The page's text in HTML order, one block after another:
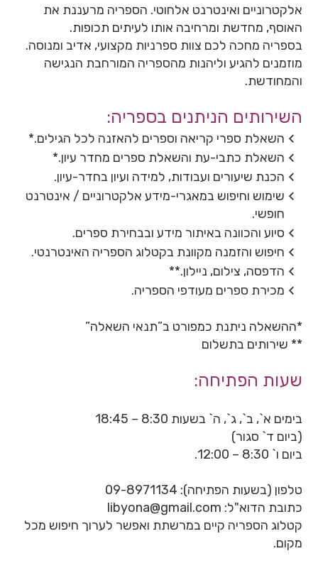
אלקטרוניים ואינטרנט אלחוטי. הספריה מרעננת את
האוסף, מחדשת ומרחיבה אותו לעיתים תכופות.
בספריה מחכה לכם צוות ספרניות מקצועי, אדיב ומנוסה.
מוזמנים להגיע וליהנות מהספריה המורחבת הנגישה
והמחודשת.
השירותים הניתנים בספריה:
השאלת ספרי קריאה וספרים להאזנה לכל הגילים.*
השאלת כתבי-עת והשאלת ספרים מחדר עיון.*
הכנת שיעורים ועבודות, למידה ועיון בחדר-עיון.
שימוש וחיפוש במאגרי-מידע אלקטרוניים / אינטרנט
חופשי.
סיוע והכוונה באיתור מידע ובבחירת ספרים.
חיפוש והזמנה מקוונת בקטלוג הספריה האינטרנטי.
הדפסה, צילום, ניילון.**
מכירת ספרים מעודפי הספריה.
*ההשאלה ניתנת כמפורט ב”תנאי השאלה”
** שירותים בתשלום
שעות הפתיחה:
בימים א`, ב`, ג`, ה` בשעות 8:30 – 18:45
(ביום ד` סגור)
ביום ו` 8:30 – 12:00.
טלפון (בשעות הפתיחה): 09-8971134
כתובת הדוא"ל: libyona@gmail.com
קטלוג הספריה קיים במרשתת ואפשר לערוך חיפוש מכל
מקום.